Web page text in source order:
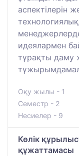
аспектілерін
идеялармен
тұрақты даму
Оқу жылы - 1
Семестр - 2
Несиелер - 9
Көлік
құжаттамасы